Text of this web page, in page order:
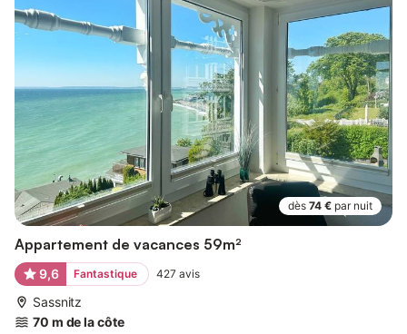
dès 74 € par nuit
Appartement de vacances 59m²
9,6 Fantastique 427 avis
Sassnitz
70 m de la côte